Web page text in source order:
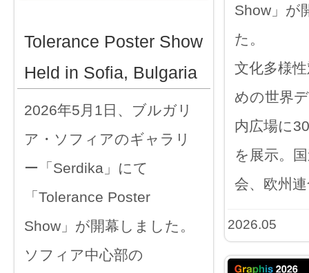
Show」が
た。
文化多様
めの世界
内広場に
を展示。
会、欧州
2026.05
Tolerance Poster Show
Held in Sofia, Bulgaria
2026年5月1日、ブルガリ
ア・ソフィアのギャラリ
ー「Serdika」にて
「Tolerance Poster
Show」が開幕しました。
ソフィア中心部の